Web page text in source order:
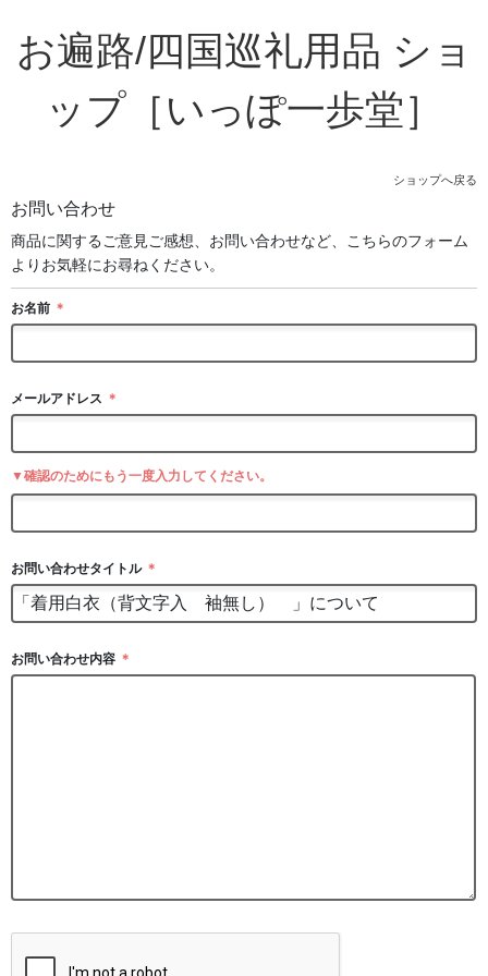
お遍路/四国巡礼用品 ショ
ップ［いっぽ一歩堂］
ショップへ戻る
お問い合わせ
商品に関するご意見ご感想、お問い合わせなど、こちらのフォーム
よりお気軽にお尋ねください。
お名前 ＊
メールアドレス ＊
▼確認のためにもう一度入力してください。
お問い合わせタイトル ＊
お問い合わせ内容 ＊